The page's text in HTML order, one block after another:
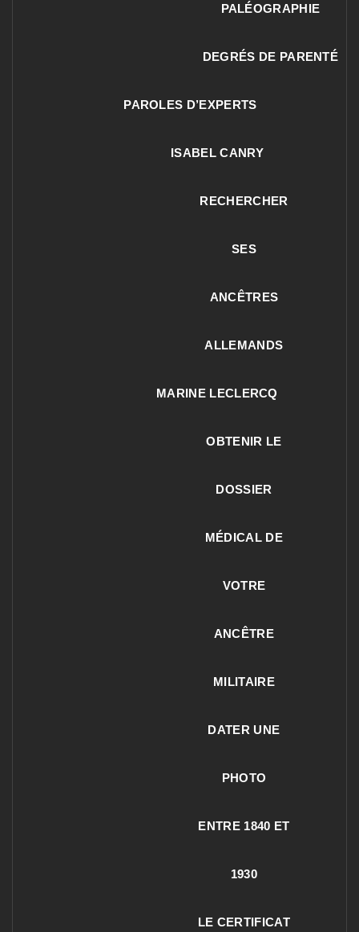
PALÉOGRAPHIE
DEGRÉS DE PARENTÉ
PAROLES D’EXPERTS
ISABEL CANRY
RECHERCHER
SES
ANCÊTRES
ALLEMANDS
MARINE LECLERCQ
OBTENIR LE
DOSSIER
MÉDICAL DE
VOTRE
ANCÊTRE
MILITAIRE
DATER UNE
PHOTO
ENTRE 1840 ET
1930
LE CERTIFICAT